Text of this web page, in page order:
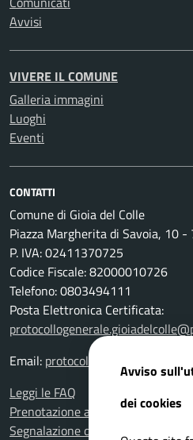
Avvisi
VIVERE IL COMUNE
Galleria immagini
Luoghi
Eventi
CONTATTI
Comune di Gioia del Colle
Piazza Margherita di Savoia, 10 -
P. IVA: 02411370725
Codice Fiscale: 82000010726
Telefono: 0803494111
Posta Elettronica Certificata:
Email:
Leggi le FAQ
Prenotazione appuntamento
Segnalazione disservizio
Avviso
dei cookies